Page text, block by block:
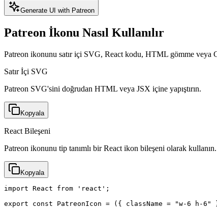
Generate UI with Patreon
Patreon İkonu Nasıl Kullanılır
Patreon ikonunu satır içi SVG, React kodu, HTML gömme veya
Satır İçi SVG
Patreon SVG'sini doğrudan HTML veya JSX içine yapıştırın.
Kopyala
React Bileşeni
Patreon ikonunu tip tanımlı bir React ikon bileşeni olarak kullanın.
Kopyala
import React from 'react';
export const PatreonIcon = ({ className = "w-6 h-